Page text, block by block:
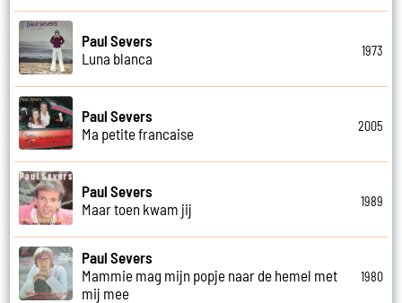
Paul Severs
Luna blanca
1973
Paul Severs
Ma petite francaise
2005
Paul Severs
Maar toen kwam jij
1989
Paul Severs
Mammie mag mijn popje naar de hemel met
mij mee
1980